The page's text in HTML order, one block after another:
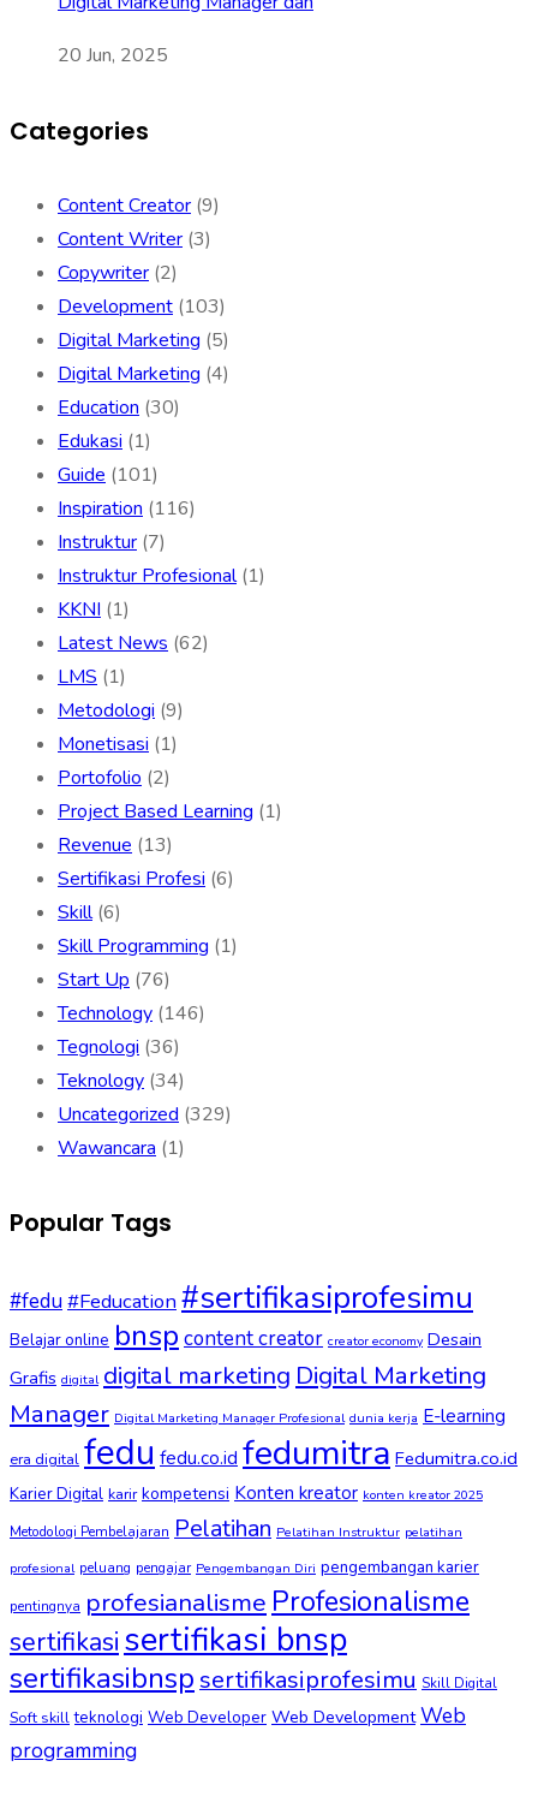
20 Jun, 2025
Categories
Content Creator (9)
Content Writer (3)
Copywriter (2)
Development (103)
Digital Marketing (5)
Digital Marketing (4)
Education (30)
Edukasi (1)
Guide (101)
Inspiration (116)
Instruktur (7)
Instruktur Profesional(1)
KKNI (1)
Latest News (62)
LMS (1)
Metodologi (9)
Monetisasi (1)
Portofolio (2)
Project Based Learning (1)
Revenue (13)
Sertifikasi Profesi (6)
Skill(6)
Skill Programming (1)
Start Up (76)
Technology (146)
Tegnologi (36)
Teknology (34)
Uncategorized (329)
Wawancara (1)
Popular Tags
#fedu#Feducation#sertifikasiprofesimu
Belajar online bnsp content creator creator economy Desain
Grafis digital digital marketing Digital Marketing
Manager Digital Marketing Manager Profesional dunia kerja E-learning
era digital fedu fedu.co.id fedumitra Fedumitra.co.id
Karier Digital karir kompetensi Konten kreator konten kreator 2025
Metodologi Pembelajaran Pelatihan Pelatihan Instruktur pelatihan
profesional peluang pengajar Pengembangan Diri pengembangan karier
pentingnya profesianalisme Profesionalisme
sertifikasi sertifikasi bnsp
sertifikasibnsp sertifikasiprofesimu Skill Digital
Soft skill teknologi Web Developer Web Development Web
programming